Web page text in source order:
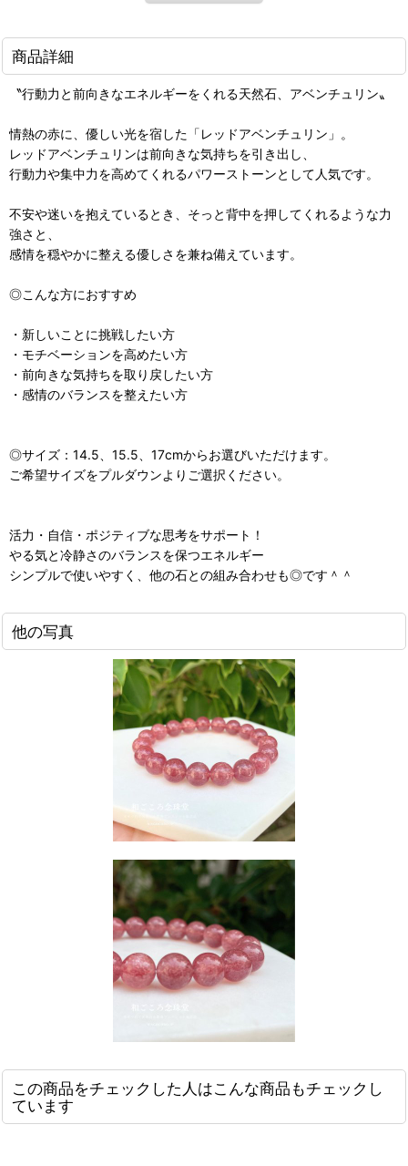
商品詳細
〝行動力と前向きなエネルギーをくれる天然石、アベンチュリン〟
情熱の赤に、優しい光を宿した「レッドアベンチュリン」。
レッドアベンチュリンは前向きな気持ちを引き出し、
行動力や集中力を高めてくれるパワーストーンとして人気です。
不安や迷いを抱えているとき、そっと背中を押してくれるような力
強さと、
感情を穏やかに整える優しさを兼ね備えています。
◎こんな方におすすめ
・新しいことに挑戦したい方
・モチベーションを高めたい方
・前向きな気持ちを取り戻したい方
・感情のバランスを整えたい方
◎サイズ：14.5、15.5、17cmからお選びいただけます。
ご希望サイズをプルダウンよりご選択ください。
活力・自信・ポジティブな思考をサポート！
やる気と冷静さのバランスを保つエネルギー
シンプルで使いやすく、他の石との組み合わせも◎です＾＾
他の写真
この商品をチェックした人はこんな商品もチェックし
ています